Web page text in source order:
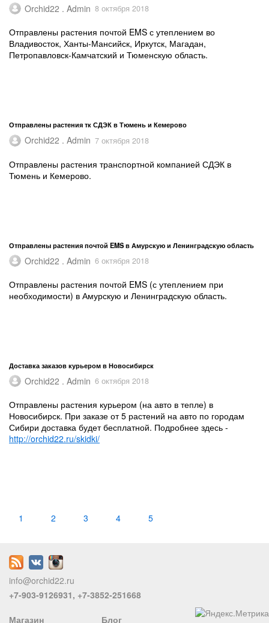
Orchid22 . Admin 8 октября 2018
Отправлены растения почтой EMS с утеплением во
Владивосток, Ханты-Мансийск, Иркутск, Магадан,
Петропавловск-Камчатский и Тюменскую область.
Отправлены растения тк СДЭК в Тюмень и Кемерово
Orchid22 . Admin 7 октября 2018
Отправлены растения транспортной компанией СДЭК в
Тюмень и Кемерово.
Отправлены растения почтой EMS в Амурскую и Ленинградскую область
Orchid22 . Admin 6 октября 2018
Отправлены растения почтой EMS (с утеплением при
необходимости) в Амурскую и Ленинградскую область.
Доставка заказов курьером в Новосибирск
Orchid22 . Admin 6 октября 2018
Отправлены растения курьером (на авто в тепле) в
Новосибирск. При заказе от 5 растений на авто по городам
Сибири доставка будет бесплатной. Подробнее здесь -
http://orchid22.ru/skidki/
1 2 3 4 5
info@orchid22.ru
+7-903-9126931, +7-3852-251668
Магазин Блог